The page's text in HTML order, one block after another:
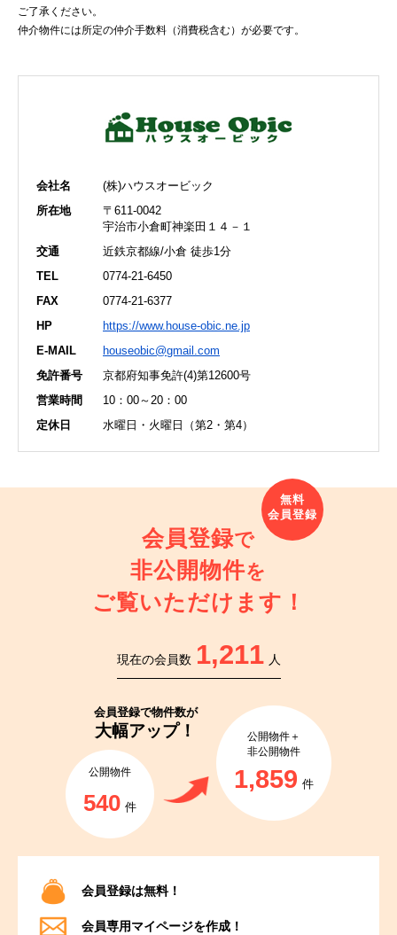
ご了承ください。
仲介物件には所定の仲介手数料（消費税含む）が必要です。
会社名
(株)ハウスオービック
所在地
〒611-0042
宇治市小倉町神楽田１４－１
交通
近鉄京都線/小倉 徒歩1分
TEL
0774-21-6450
FAX
0774-21-6377
HP
https://www.house-obic.ne.jp
E-MAIL
houseobic@gmail.com
免許番号
京都府知事免許(4)第12600号
営業時間
10：00～20：00
定休日
水曜日・火曜日（第2・第4）
会員登録で
非公開物件を
ご覧いただけます！
現在の会員数 1,211 人
会員登録で物件数が
大幅アップ！
公開物件
540 件
公開物件＋
非公開物件
1,859 件
会員登録は無料！
会員専用マイページを作成！